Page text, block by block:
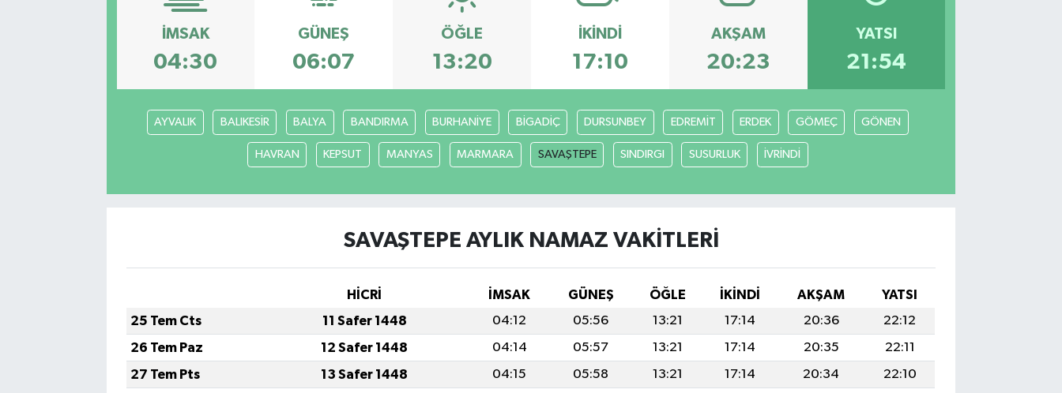
İMSAK
04:30
GÜNEŞ
06:07
ÖĞLE
13:20
İKINDI
17:10
AKŞAM
20:23
YATSI
21:54
AYVALIK BALIKESİR BALYA BANDIRMA BURHANİYE BİGADİÇ DURSUNBEY EDREMİT ERDEK GÖMEÇ GÖNEN
HAVRAN KEPSUT MANYAS MARMARA SAVAŞTEPE SINDIRGI SUSURLUK İVRİNDİ
SAVAŞTEPE AYLIK NAMAZ VAKITLERI
HİCRİ İMSAK GÜNEŞ ÖĞLE İKINDI AKŞAM
YATSI
25 Tem Cts
11 Safer 1448 04:12 05:56 13:21 17:14 20:36
22:12
26 Tem Paz
12 Safer 1448 04:14 05:57 13:21 17:14 20:35
22:11
27 Tem Pts
13 Safer 1448 04:15 05:58 13:21 17:14 20:34
22:10